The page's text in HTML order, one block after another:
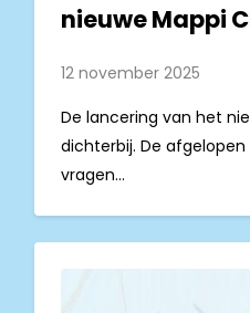
nieuwe Mappi
12 november 2025
De lancering van het
dichterbij. De
vragen...